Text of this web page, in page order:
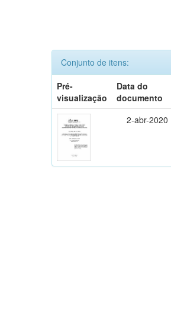
Conjunto de itens:
Pré-
visualização
Data do
documento
2-abr-2020